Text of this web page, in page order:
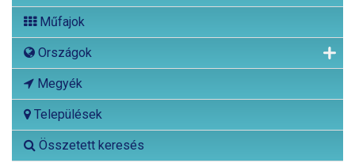
Műfajok
Országok
Megyék
Települések
Összetett keresés